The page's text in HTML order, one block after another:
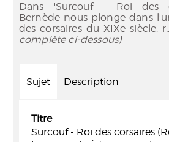
Dans 'Surcouf - Roi des
Bernède nous plonge dans
des corsaires du XIXe siècle, r
complète ci-dessous)
Sujet Description
Titre
Surcouf - Roi des corsaires